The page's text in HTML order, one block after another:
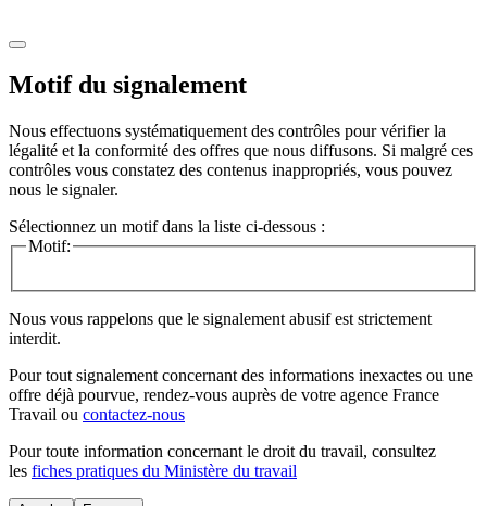
Motif du signalement
Nous effectuons systématiquement des contrôles pour vérifier la
légalité et la conformité des offres que nous diffusons. Si malgré ces
contrôles vous constatez des contenus inappropriés, vous pouvez
nous le signaler.
Sélectionnez un motif dans la liste ci-dessous :
Motif:
Nous vous rappelons que le signalement abusif est strictement
interdit.
Pour tout signalement concernant des informations inexactes ou une
offre déjà pourvue, rendez-vous auprès de votre agence France
Travail ou contactez-nous
Pour toute information concernant le droit du travail, consultez
les fiches pratiques du Ministère du travail